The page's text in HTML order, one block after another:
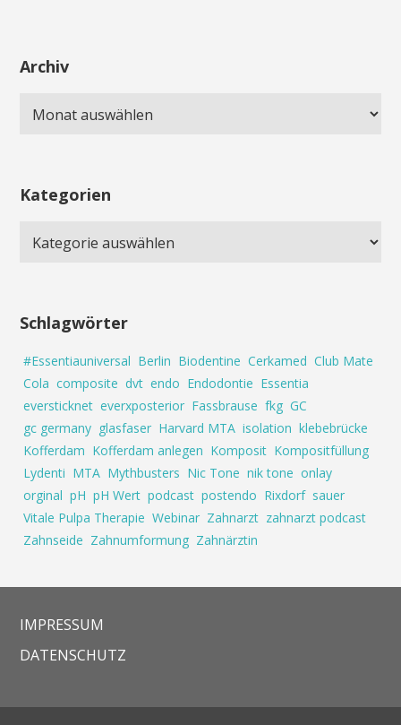
Archiv
Kategorien
Schlagwörter
#Essentiauniversal Berlin Biodentine Cerkamed Club Mate
Cola composite dvt endo Endodontie Essentia
eversticknet everxposterior Fassbrause fkg GC
gc germany glasfaser Harvard MTA isolation klebebrücke
Kofferdam Kofferdam anlegen Komposit Kompositfüllung
Lydenti MTA Mythbusters Nic Tone nik tone onlay
orginal pH pH Wert podcast postendo Rixdorf sauer
Vitale Pulpa Therapie Webinar Zahnarzt zahnarzt podcast
Zahnseide Zahnumformung Zahnärztin
IMPRESSUM
DATENSCHUTZ